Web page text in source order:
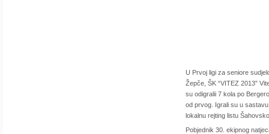
U Prvoj ligi za seniore
Žepče, ŠK “VITEZ 2013”
su odigralii 7 kola po
od prvog. Igrali su u
lokalnu rejting listu
Pobjednik 30. ekipnog